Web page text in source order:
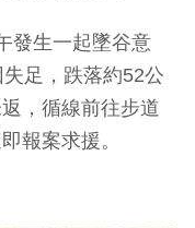
發生一起墜谷意
足，跌落約52公
，循線前往步道
報案求援。